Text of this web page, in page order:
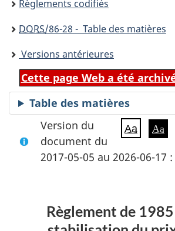
Règlements codifiés
DORS/86-28 - Table des matières
Versions antérieures
Cette page Web a été
Table des matières
Aa Aa
Version du
document du
2017-05-05 au 2026-06-17 :
Règlement de